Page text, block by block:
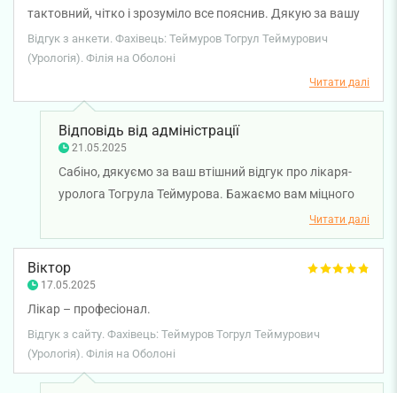
тактовний, чітко і зрозуміло все пояснив. Дякую за вашу
роботу.
Відгук з анкети. Фахівець: Теймуров Тогрул Теймурович
(Урологія). Філія на Оболоні
Читати далі
Відповідь від адміністрації
21.05.2025
Сабіно, дякуємо за ваш втішний відгук про лікаря-
уролога Тогрула Теймурова. Бажаємо вам міцного
Читати далі
Віктор
17.05.2025
Лікар – професіонал.
Відгук з сайту. Фахівець: Теймуров Тогрул Теймурович
(Урологія). Філія на Оболоні